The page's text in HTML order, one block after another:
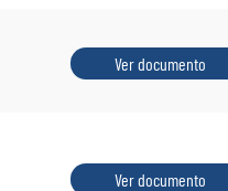
Ver documento
Ver documento